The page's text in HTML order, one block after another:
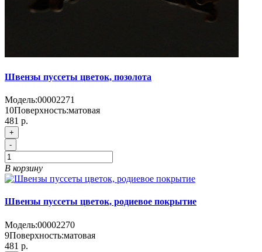
Швензы пуссеты цветок, позолота
Модель:00002271
10Поверхность:матовая
481 р.
+
-
В корзину
Швензы пуссеты цветок, родиевое покрытие
Модель:00002270
9Поверхность:матовая
481 р.